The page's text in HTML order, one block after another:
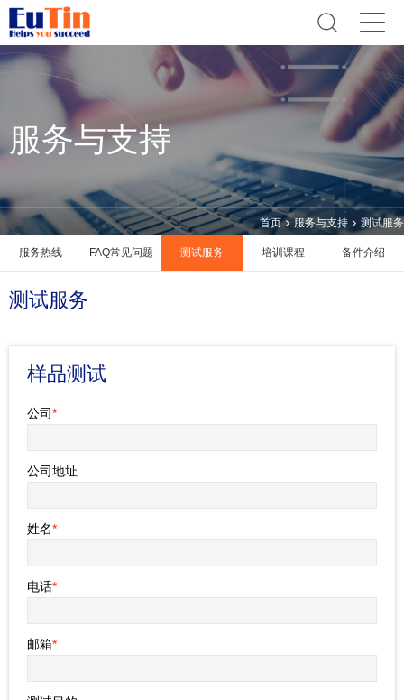
服务与支持
首页 服务与支持 测试服务
服务热线 FAQ常见问题 测试服务 培训课程 备件介绍
测试服务
样品测试
公司*
公司地址
姓名*
电话*
邮箱*